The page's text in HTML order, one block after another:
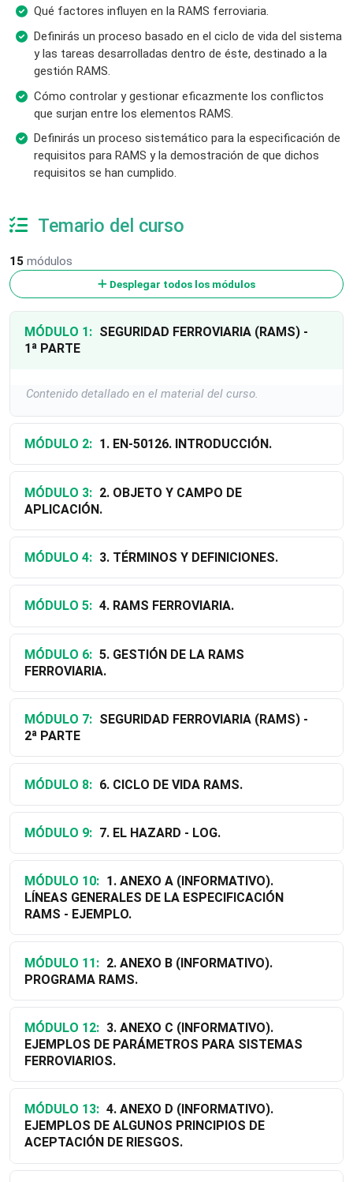
Qué factores influyen en la RAMS ferroviaria.
Definirás un proceso basado en el ciclo de vida del sistema
y las tareas desarrolladas dentro de éste, destinado a la
gestión RAMS.
Cómo controlar y gestionar eficazmente los conflictos
que surjan entre los elementos RAMS.
Definirás un proceso sistemático para la especificación de
requisitos para RAMS y la demostración de que dichos
requisitos se han cumplido.
Temario del curso
15 módulos
Desplegar todos los módulos
MÓDULO 1:
1ª PARTE
Contenido detallado en el material del curso.
MÓDULO 2: 1. EN-50126. INTRODUCCIÓN.
MÓDULO 3:
APLICACIÓN.
MÓDULO 4: 3. TÉRMINOS Y DEFINICIONES.
MÓDULO 5: 4. RAMS FERROVIARIA.
MÓDULO 6: 5. GESTIÓN DE LA RAMS
FERROVIARIA.
MÓDULO 7:
2ª PARTE
MÓDULO 8: 6. CICLO DE VIDA RAMS.
MÓDULO 9: 7. EL HAZARD - LOG.
MÓDULO 10:
LÍNEAS GENERALES DE LA ESPECIFICACIÓN
RAMS - EJEMPLO.
MÓDULO 11:
PROGRAMA RAMS.
MÓDULO 12:
EJEMPLOS DE PARÁMETROS PARA SISTEMAS
FERROVIARIOS.
MÓDULO 13: 4. ANEXO D (INFORMATIVO).
EJEMPLOS DE ALGUNOS PRINCIPIOS DE
ACEPTACIÓN DE RIESGOS.